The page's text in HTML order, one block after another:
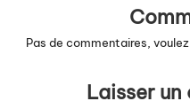
Pas de commentaires,
Laisser